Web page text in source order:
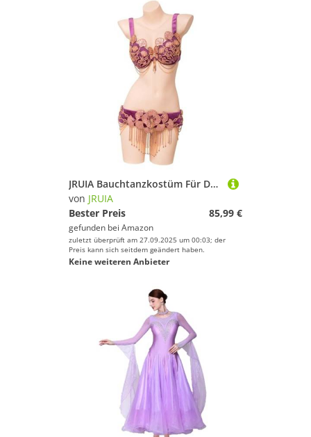
JRUIA Bauchtanzkostüm Für Damen Karnevalstanz Outfit Bauchtanz Outfit Dancer Wear Tops Kette Tanz BH Gürtel 2 Teiliges Bauchtanz Set,Lila,S
von JRUIA
Bester Preis
85,99 €
gefunden bei Amazon
zuletzt überprüft am 27.09.2025 um 00:03; der
Preis kann sich seitdem geändert haben.
Keine weiteren Anbieter